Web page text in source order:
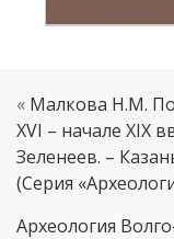
« Малкова Н.М.
XVI – начале XIХ
Зеленеев. –
(Серия
Археология